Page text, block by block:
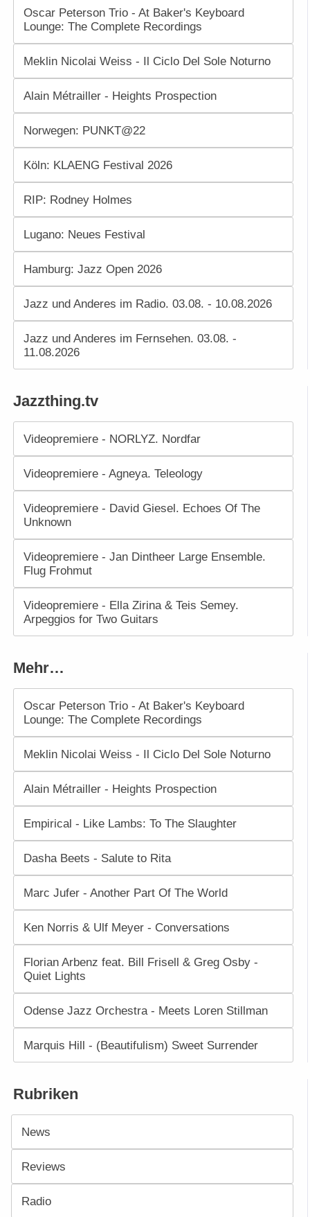
Oscar Peterson Trio - At Baker's Keyboard
Lounge: The Complete Recordings
Meklin Nicolai Weiss - Il Ciclo Del Sole Noturno
Alain Métrailler - Heights Prospection
Norwegen: PUNKT@22
Köln: KLAENG Festival 2026
RIP: Rodney Holmes
Lugano: Neues Festival
Hamburg: Jazz Open 2026
Jazz und Anderes im Radio. 03.08. - 10.08.2026
Jazz und Anderes im Fernsehen. 03.08. -
11.08.2026
Jazzthing.tv
Videopremiere - NORLYZ. Nordfar
Videopremiere - Agneya. Teleology
Videopremiere - David Giesel. Echoes Of The
Unknown
Videopremiere - Jan Dintheer Large Ensemble.
Flug Frohmut
Videopremiere - Ella Zirina & Teis Semey.
Arpeggios for Two Guitars
Mehr…
Oscar Peterson Trio - At Baker's Keyboard
Lounge: The Complete Recordings
Meklin Nicolai Weiss - Il Ciclo Del Sole Noturno
Alain Métrailler - Heights Prospection
Empirical - Like Lambs: To The Slaughter
Dasha Beets - Salute to Rita
Marc Jufer - Another Part Of The World
Ken Norris & Ulf Meyer - Conversations
Florian Arbenz feat. Bill Frisell & Greg Osby -
Quiet Lights
Odense Jazz Orchestra - Meets Loren Stillman
Marquis Hill - (Beautifulism) Sweet Surrender
Rubriken
News
Reviews
Radio